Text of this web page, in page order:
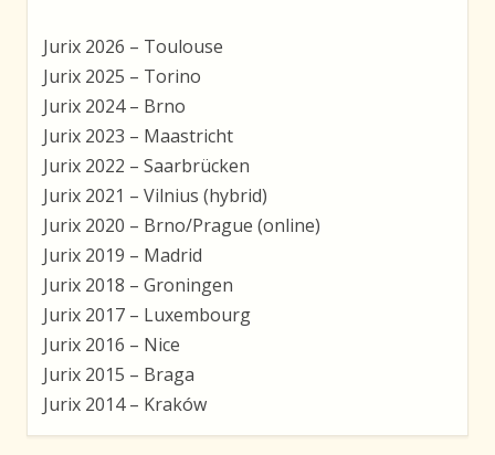
Jurix 2026 – Toulouse
Jurix 2025 – Torino
Jurix 2024 – Brno
Jurix 2023 – Maastricht
Jurix 2022 – Saarbrücken
Jurix 2021 – Vilnius (hybrid)
Jurix 2020 – Brno/Prague (online)
Jurix 2019 – Madrid
Jurix 2018 – Groningen
Jurix 2017 – Luxembourg
Jurix 2016 – Nice
Jurix 2015 – Braga
Jurix 2014 – Kraków